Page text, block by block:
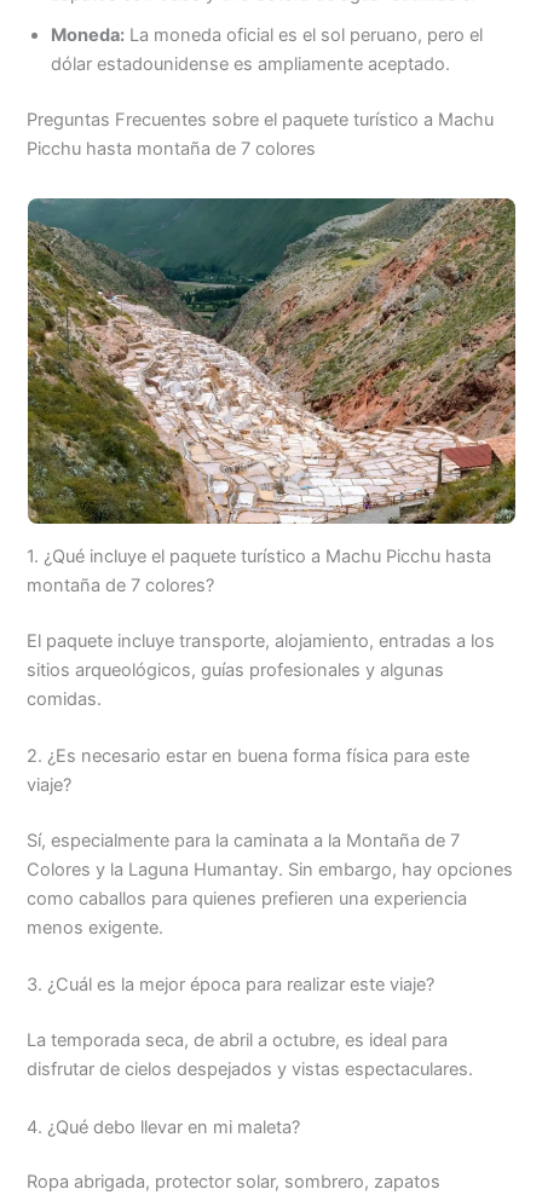
Moneda: La moneda oficial es el sol peruano, pero el
dólar estadounidense es ampliamente aceptado.
Preguntas Frecuentes sobre el paquete turístico a Machu
Picchu hasta montaña de 7 colores
1. ¿Qué incluye el paquete turístico a Machu Picchu hasta
montaña de 7 colores?
El paquete incluye transporte, alojamiento, entradas a los
sitios arqueológicos, guías profesionales y algunas
comidas.
2. ¿Es necesario estar en buena forma física para este
viaje?
Sí, especialmente para la caminata a la Montaña de 7
Colores y la Laguna Humantay. Sin embargo, hay opciones
como caballos para quienes prefieren una experiencia
menos exigente.
3. ¿Cuál es la mejor época para realizar este viaje?
La temporada seca, de abril a octubre, es ideal para
disfrutar de cielos despejados y vistas espectaculares.
4. ¿Qué debo llevar en mi maleta?
Ropa abrigada, protector solar, sombrero, zapatos